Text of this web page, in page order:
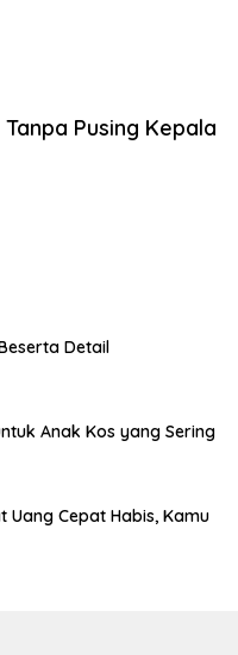
Pusing Kepala
Detail
Anak Kos yang Sering
Uang Cepat Habis, Kamu